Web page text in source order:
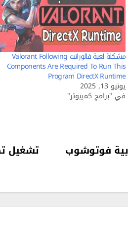
مشكلة لعبة فالورانت Valorant Following
Components Are Required To Run This
Program DirectX Runtime
يونيو 13, 2025
في "برامج كمبيوتر"
تشغيل فوتوشوب